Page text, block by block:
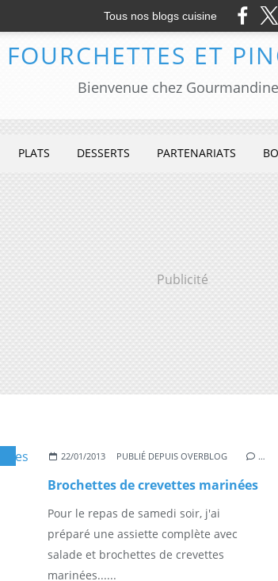
Tous nos blogs cuisine
FOURCHETTES ET
Bienvenue chez
PLATS DESSERTS PARTENARIATS
Publicité
22/01/2013 PUBLIÉ DEPUIS OVERBLOG …
Brochettes de crevettes marinées
Pour le repas de samedi soir, j'ai
préparé une assiette complète avec
salade et brochettes de crevettes
marinées......